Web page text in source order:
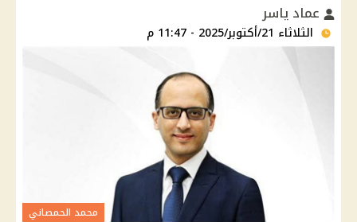
عماد ياسر
الثلاثاء 21/أكتوبر/2025 - 11:47 م
محمد الحمصاني